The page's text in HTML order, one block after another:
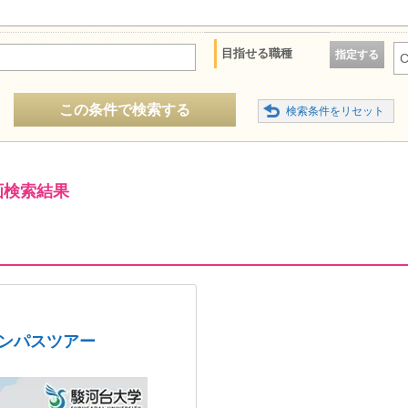
目指せる職種 指定する
この条件で検索する
索結果
パスツアー